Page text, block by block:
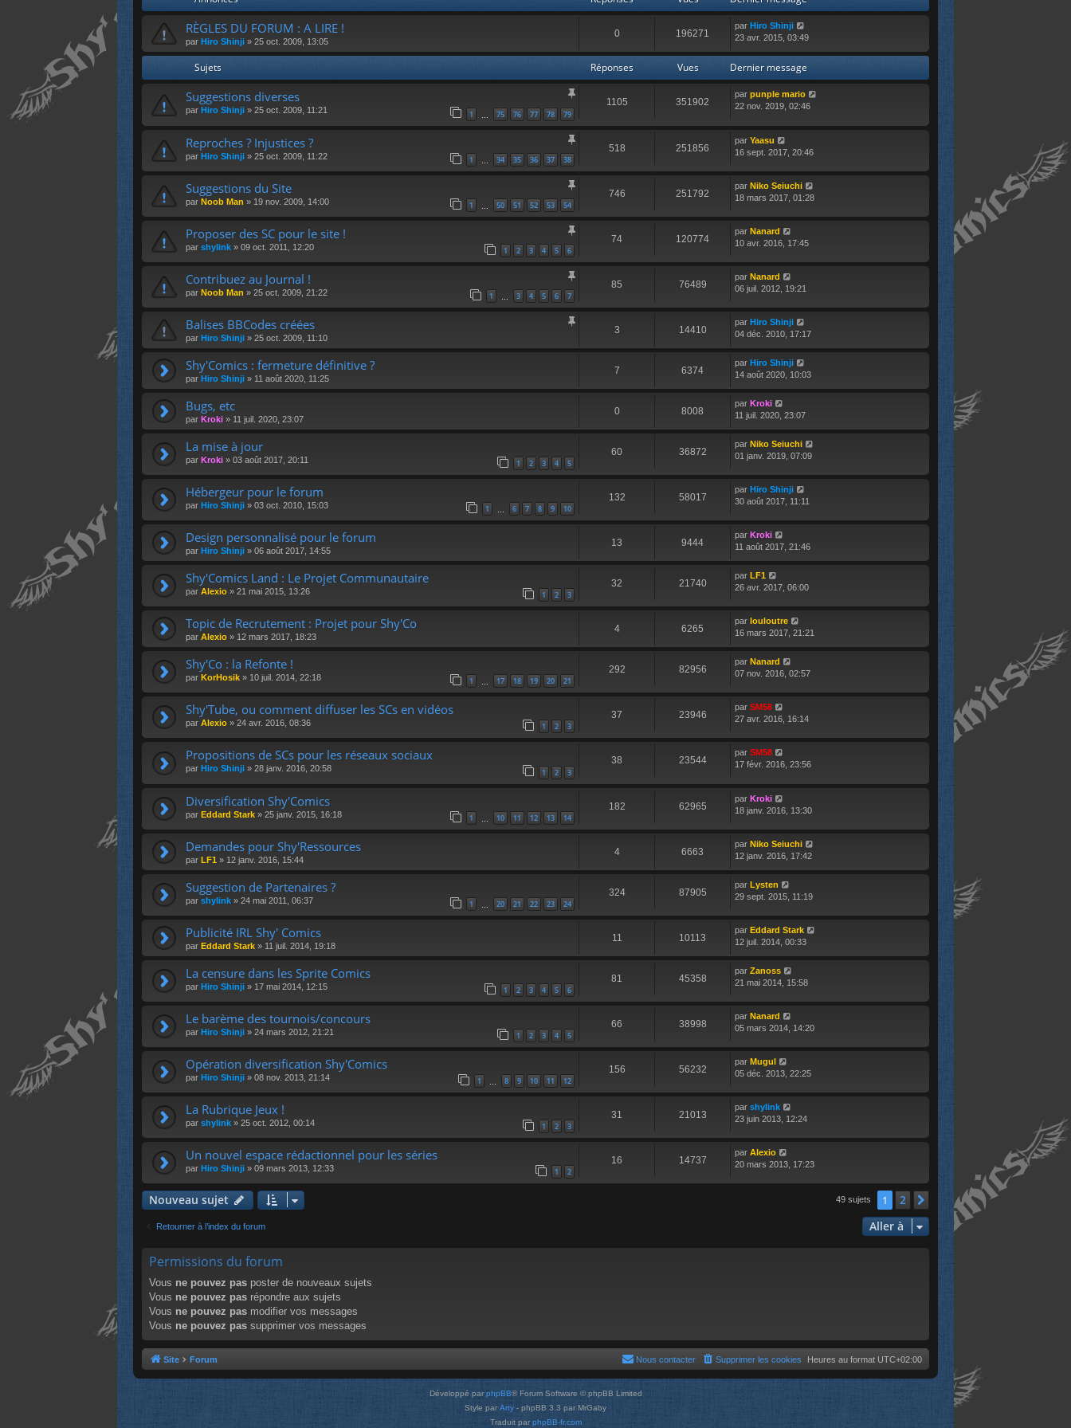
r
n
e
r
e
s
a
RÈGLES DU FORUM : A LIRE !
par Hiro Shinji » 25 oct. 2009, 13:05
0 196271
par Hiro Shinji
23 avr. 2015, 03:49
Sujets Réponses Vues Dernier message
Suggestions diverses
par Hiro Shinji » 25 oct. 2009, 11:21 1 75 76 77 78 79
1105 351902
par punple mario
22 nov. 2019, 02:46
Reproches ? Injustices ?
par Hiro Shinji » 25 oct. 2009, 11:22 1 34 35 36 37 38
518 251856
par Yaasu
16 sept. 2017, 20:46
Suggestions du Site
par Noob Man » 19 nov. 2009, 14:00 1 50 51 52 53 54
746 251792
par Niko Seiuchi
18 mars 2017, 01:28
Proposer des SC pour le site !
par shylink » 09 oct. 2011, 12:20 1 2 3 4 5 6
74 120774
par Nanard
10 avr. 2016, 17:45
Contribuez au Journal !
par Noob Man » 25 oct. 2009, 21:22 1 3 4 5 6 7
85 76489
par Nanard
06 juil. 2012, 19:21
Balises BBCodes créées
par Hiro Shinji » 25 oct. 2009, 11:10
3 14410
par Hiro Shinji
04 déc. 2010, 17:17
Shy'Comics : fermeture définitive ?
par Hiro Shinji » 11 août 2020, 11:25
7 6374
par Hiro Shinji
14 août 2020, 10:03
Bugs, etc
par Kroki » 11 juil. 2020, 23:07
0 8008
par Kroki
11 juil. 2020, 23:07
La mise à jour
par Kroki » 03 août 2017, 20:11 1 2 3 4 5
60 36872
par Niko Seiuchi
01 janv. 2019, 07:09
Hébergeur pour le forum
par Hiro Shinji » 03 oct. 2010, 15:03 1 … 6 7 8 9 10
132 58017
par Hiro Shinji
30 août 2017, 11:11
Design personnalisé pour le forum
par Hiro Shinji » 06 août 2017, 14:55
13 9444
par Kroki
11 août 2017, 21:46
Shy'Comics Land : Le Projet Communautaire
par Alexio » 21 mai 2015, 13:26 1 2 3
32 21740
par LF1
26 avr. 2017, 06:00
Topic de Recrutement : Projet pour Shy'Co
par Alexio » 12 mars 2017, 18:23
4 6265
par louloutre
16 mars 2017, 21:21
Shy'Co : la Refonte !
par KorHosik » 10 juil. 2014, 22:18 1 … 17 18 19 20 21
292 82956
par Nanard
07 nov. 2016, 02:57
Shy'Tube, ou comment diffuser les SCs en vidéos
par Alexio » 24 avr. 2016, 08:36 1 2 3
37 23946
par SM58
27 avr. 2016, 16:14
Propositions de SCs pour les réseaux sociaux
par Hiro Shinji » 28 janv. 2016, 20:58 1 2 3
38 23544
par SM58
17 févr. 2016, 23:56
Diversification Shy'Comics
par Eddard Stark » 25 janv. 2015, 16:18 1 10 11 12 13 14
182 62965
par Kroki
18 janv. 2016, 13:30
Demandes pour Shy'Ressources
par LF1 » 12 janv. 2016, 15:44
4 6663
par Niko Seiuchi
12 janv. 2016, 17:42
Suggestion de Partenaires ?
par shylink » 24 mai 2011, 06:37 1 20 21 22 23 24
324 87905
par Lysten
29 sept. 2015, 11:19
Publicité IRL Shy' Comics
par Eddard Stark » 11 juil. 2014, 19:18
11 10113
par Eddard Stark
12 juil. 2014, 00:33
La censure dans les Sprite Comics
par Hiro Shinji » 17 mai 2014, 12:15 1 2 3 4 5 6
81 45358
par Zanoss
21 mai 2014, 15:58
Le barème des tournois/concours
par Hiro Shinji » 24 mars 2012, 21:21 1 2 3 4 5
66 38998
par Nanard
05 mars 2014, 14:20
Opération diversification Shy'Comics
par Hiro Shinji » 08 nov. 2013, 21:14 1 8 9 10 11 12
156 56232
par Mugul
05 déc. 2013, 22:25
La Rubrique Jeux !
par shylink » 25 oct. 2012, 00:14 1 2 3
31 21013
par shylink
23 juin 2013, 12:24
Un nouvel espace rédactionnel pour les séries
par Hiro Shinji » 09 mars 2013, 12:33 1 2
16 14737
par Alexio
20 mars 2013, 17:23
Nouveau sujet 49 sujets 1 2 Suivante
Retourner à l’index du forum Aller à
Permissions du forum
Vous ne pouvez pas poster de nouveaux sujets
Vous ne pouvez pas répondre aux sujets
Vous ne pouvez pas modifier vos messages
Vous ne pouvez pas supprimer vos messages
Site Forum Heures au format UTC+02:00
Supprimer les cookies
Nous contacter
Développé par phpBB® Forum Software © phpBB Limited
Style parArty - phpBB 3.3 par MrGaby
Traduit par phpBB-fr.com